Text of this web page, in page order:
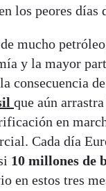
los peores días
mucho
y la mayor
consecuencia
que aún
en
Cada día
10 millones de
en estos tres